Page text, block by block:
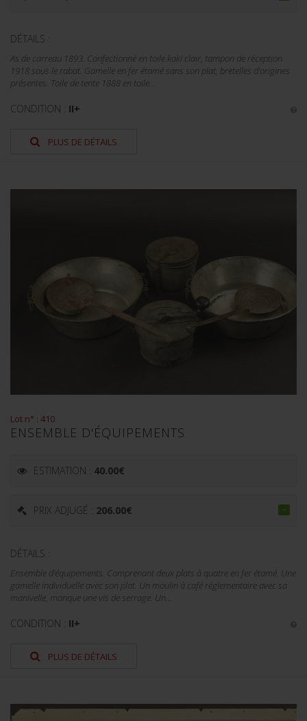
DÉTAILS :
As de carreau 1893. Confectionné en toile kaki clair, tampon de réception
1918 sous le rabat. Gamelle en fer étamé sans son plat, bretelles d'origines
présentes. Toile de tente 1888 en toile...
CONDITION : II+
PLUS DE DÉTAILS
Lot n° : 410
ENSEMBLE D'ÉQUIPEMENTS
ESTIMATION : 40.00€
PRIX ADJUGÉ : 206.00€
DÉTAILS :
Ensemble d'équipements. Comprenant deux plats à quatre en fer étamé. Une
gamelle individuelle avec son plat. Un moulin à café réglementaire avec sa
manivelle, manque une vis de serrage. Un...
CONDITION : II+
PLUS DE DÉTAILS